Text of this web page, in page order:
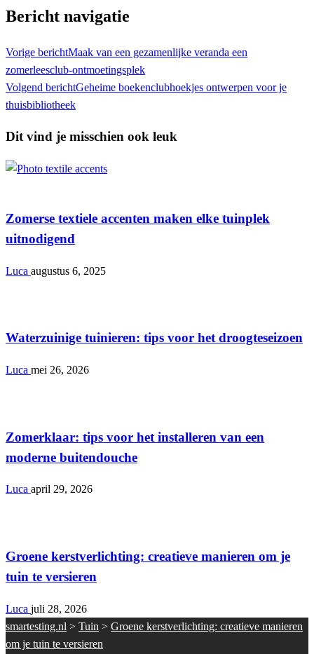
Bericht navigatie
Vorige berichtMaak van een gezamenlijke veranda een
zomerleesclub-ontmoetingsplek
Volgend berichtGeheime boekenclubhoekjes ontwerpen voor je
thuisbibliotheek
Dit vind je misschien ook leuk
Zomerse textiele accenten maken elke tuinplek
uitnodigend
Luca augustus 6, 2025
Waterzuinige tuinieren: tips voor het droogteseizoen
Luca mei 26, 2026
Zomerklaar: tips voor het installeren van een
moderne buitendouche
Luca april 29, 2026
Groene kerstverlichting: creatieve manieren om je
tuin te versieren
Luca juli 28, 2026
smartesting.nl > Tuin > Groene kerstverlichting: creatieve manieren
om je tuin te versieren